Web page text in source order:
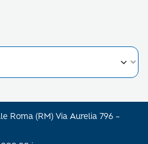
Roma (RM) Via Aurelia 796 –